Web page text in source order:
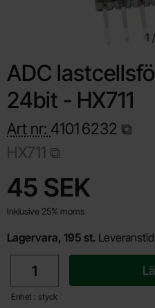
1 /
ADC
24bit - HX711
Art nr: 41016232
HX711
pris
45 SEK
Inklusive 25% moms
Lagervara, 195 st.
Enhet : styck